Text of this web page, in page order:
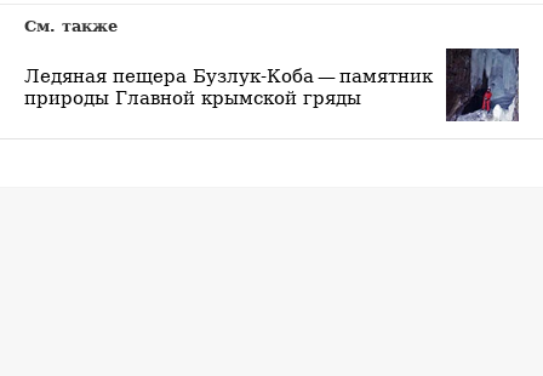
См. также
Ледяная пещера Бузлук-Коба — памятник
природы Главной крымской гряды